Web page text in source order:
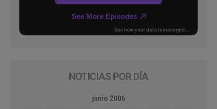
NOTICIAS POR DÍA
junio 2006